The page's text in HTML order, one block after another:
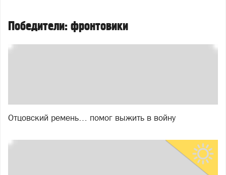
Победители: фронтовики
Отцовский ремень… помог выжить в войну